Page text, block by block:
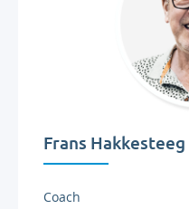
Frans Hakkesteeg
Coach